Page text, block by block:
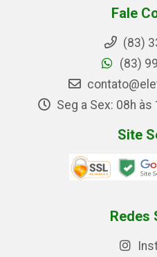
Fale
(83)
(83)
Seg a Sex: 08h
Site
Redes